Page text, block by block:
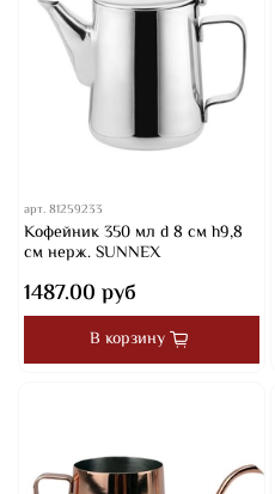
арт.81259233
Кофейник 350 мл d 8 см h9,8
см нерж. SUNNEX
1487.00 руб
В корзину